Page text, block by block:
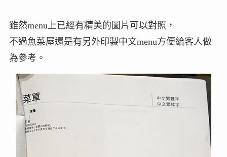
雖然menu上已經有精美的圖片可以對照，
不過魚菜屋還是有另外印製中文menu方便給客人做
為參考。